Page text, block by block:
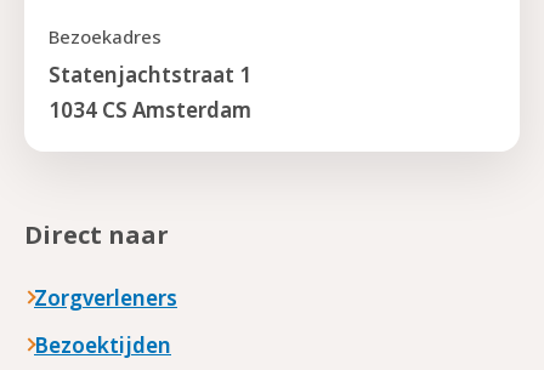
Bezoekadres
Statenjachtstraat 1
1034 CS Amsterdam
Direct naar
Zorgverleners
Bezoektijden